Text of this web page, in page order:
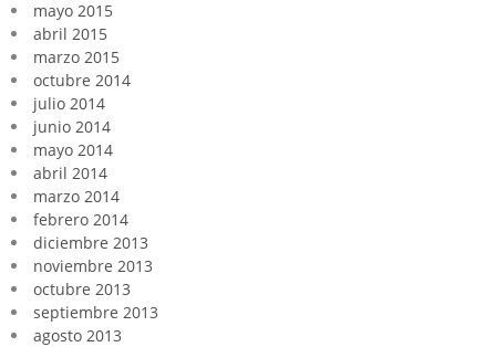
mayo 2015
abril 2015
marzo 2015
octubre 2014
julio 2014
junio 2014
mayo 2014
abril 2014
marzo 2014
febrero 2014
diciembre 2013
noviembre 2013
octubre 2013
septiembre 2013
agosto 2013